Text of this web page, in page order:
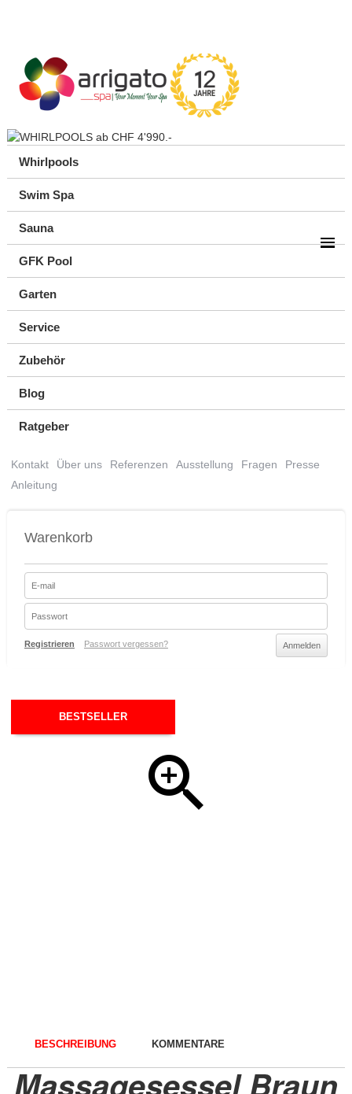
Whirlpools
Swim Spa
Sauna
GFK Pool
Garten
Service
Zubehör
Blog
Ratgeber
Kontakt Über uns Referenzen Ausstellung Fragen
Presse
Anleitung
Warenkorb
Registrieren Passwort vergessen?
BESTSELLER
BESCHREIBUNG KOMMENTARE
Massagesessel Braun